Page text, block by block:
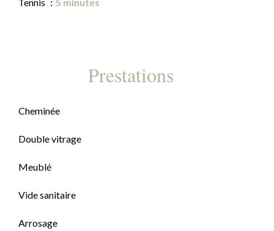
Prestations
Cheminée
Double vitrage
Meublé
Vide sanitaire
Arrosage